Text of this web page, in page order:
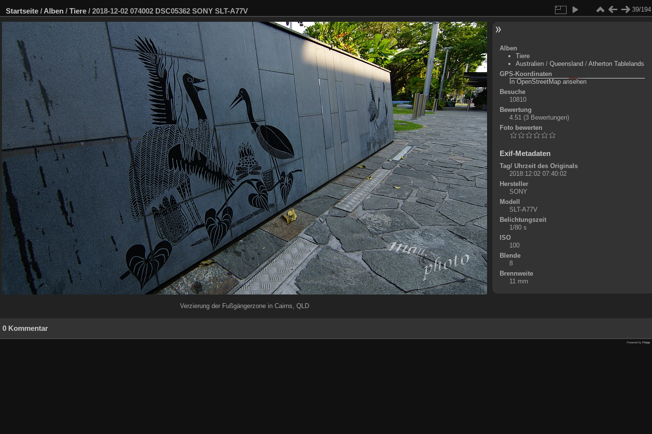
Startseite / Alben / Tiere / 2018-12-02 074002 DSC05362 SONY SLT-A77V 39/194
Verzierung der Fußgängerzone in Cairns, QLD
Alben
Tiere
Australien/ Queensland / Atherton Tablelands
GPS-Koordinaten
+
-
©
In OpenStreetMap ansehen
Besuche
10810
Bewertung
4.51 (3 Bewertungen)
Foto bewerten
Exif-Metadaten
Tag/ Uhrzeit des Originals
2018:12:02 07:40:02
Hersteller
SONY
Modell
SLT-A77V
Belichtungszeit
1/80 s
ISO
100
Blende
8
Brennweite
11 mm
0 Kommentar
Powered by Piwigo